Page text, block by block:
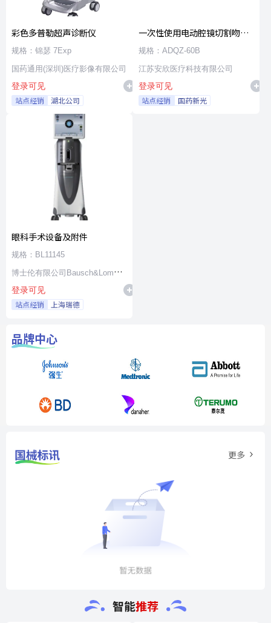
彩色多普勒超声诊断仪
规格：锦瑟 7Exp
国药通用(深圳)医疗影像有限公司
登录可见
站点经销 湖北公司
一次性使用电动腔镜切割吻合
器及组件
规格：ADQZ-60B
江苏安欣医疗科技有限公司
登录可见
站点经销 国药新光
眼科手术设备及附件
规格：BL11145
博士伦有限公司Bausch&Lomb
Incorporated
登录可见
站点经销 上海瑞德
品牌中心